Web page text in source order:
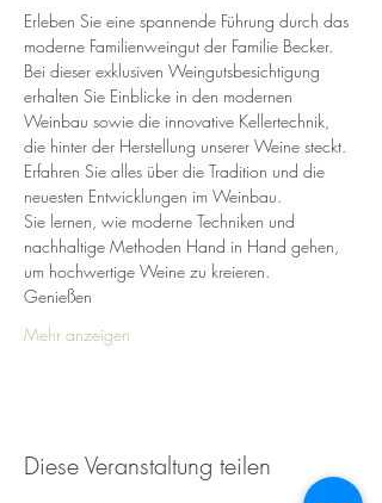
Erleben Sie eine spannende Führung durch das
moderne Familienweingut der Familie Becker.
Bei dieser exklusiven Weingutsbesichtigung
erhalten Sie Einblicke in den modernen
Weinbau sowie die innovative Kellertechnik,
die hinter der Herstellung unserer Weine steckt.
Erfahren Sie alles über die Tradition und die
neuesten Entwicklungen im Weinbau.
Sie lernen, wie moderne Techniken und
nachhaltige Methoden Hand in Hand gehen,
um hochwertige Weine zu kreieren.
Genießen
Mehr anzeigen
Diese Veranstaltung teilen